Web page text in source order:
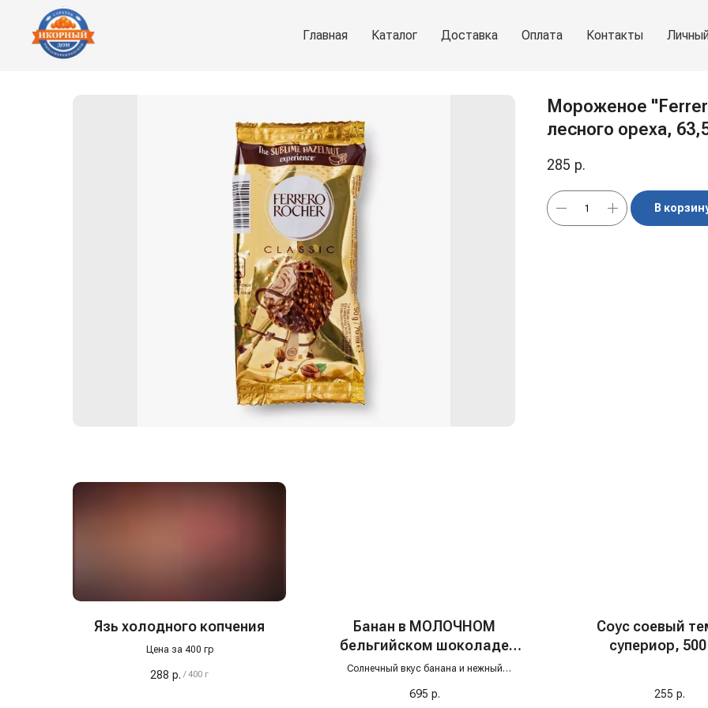
Главная Каталог Доставка Оплата Контакты
Мороженое
лесного ореха,
285 р.
В
Язь холодного копчения
Цена за 400 гр
288 р. / 400 г
Банан в МОЛОЧНОМ
бельгийском шоколаде
Frambini (Фрамбини), 130 гр
Солнечный вкус банана и нежный
которая поднимает настроение с первой
695 р.
Соус соевый
супериор,
255 р.